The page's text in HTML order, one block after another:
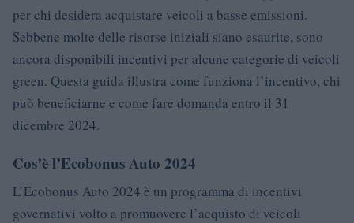
per chi desidera acquistare veicoli a basse emissioni.
Sebbene molte delle risorse iniziali siano esaurite, sono
ancora disponibili incentivi per alcune categorie di veicoli
green. Questa guida illustra come funziona l’incentivo, chi
può beneficiarne e come fare domanda entro il 31
dicembre 2024.
Cos’è l’Ecobonus Auto 2024
L’Ecobonus Auto 2024 è un programma di incentivi
governativi volto a promuovere l’acquisto di veicoli